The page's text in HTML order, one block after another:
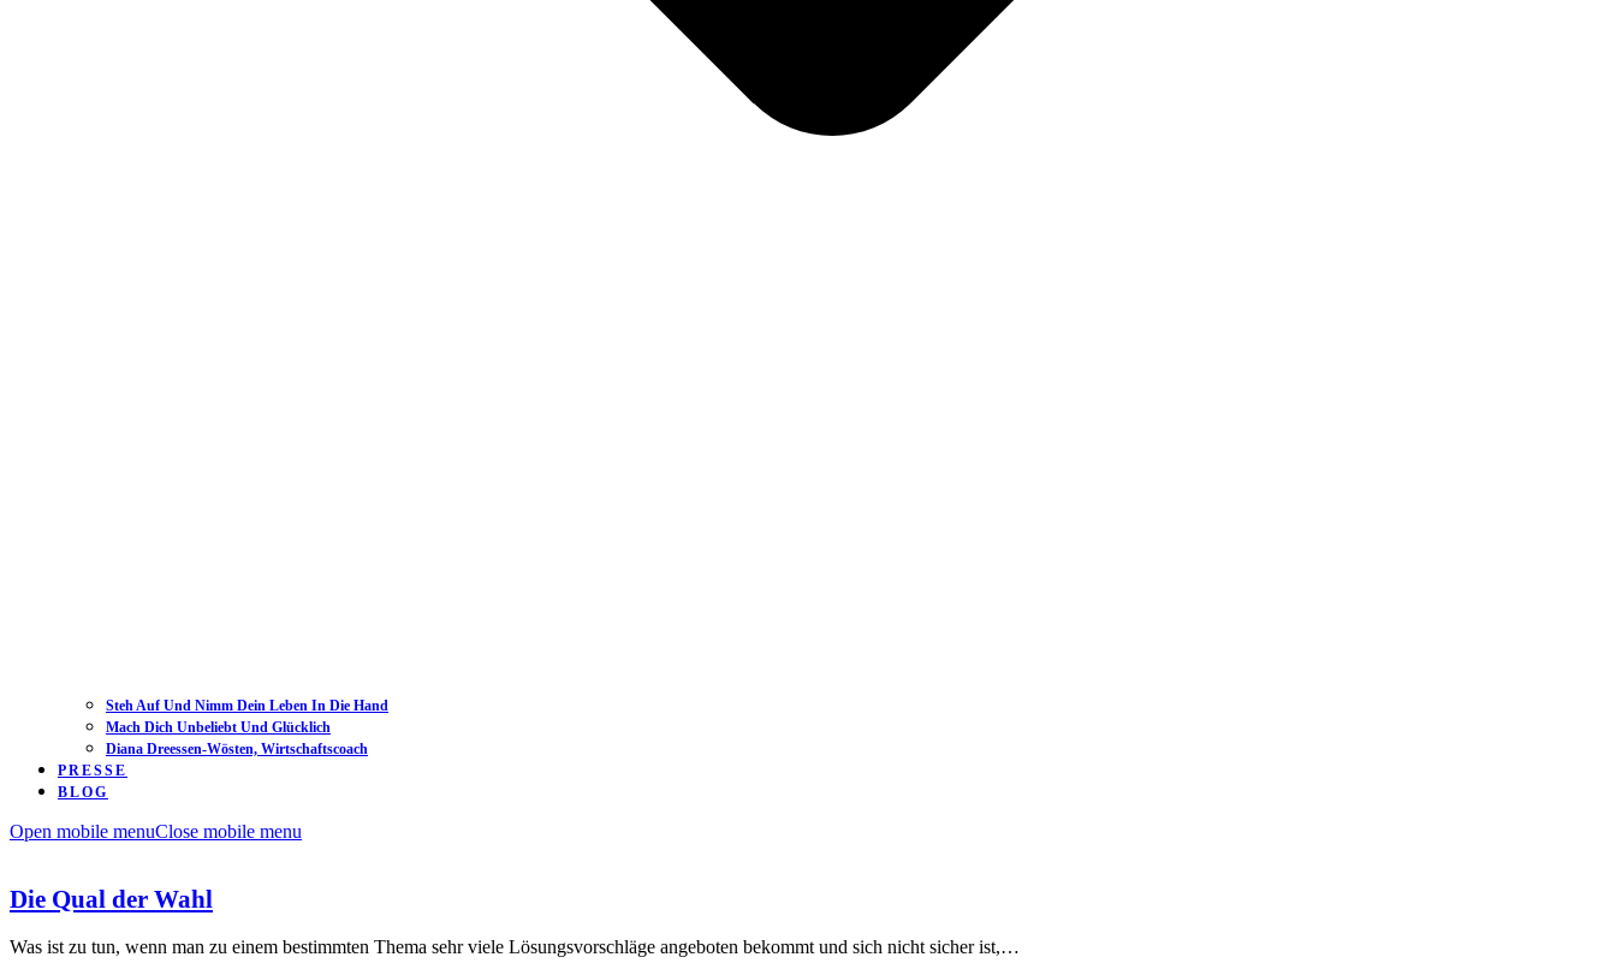
Steh Auf Und Nimm Dein Leben In Die Hand
Mach Dich Unbeliebt Und Glücklich
Diana Dreessen-Wösten, Wirtschaftscoach
PRESSE
BLOG
Open mobile menuClose mobile menu
Die Qual der Wahl
Was ist zu tun, wenn man zu einem bestimmten Thema sehr viele Lösungsvorschläge angeboten bekommt und sich nicht sicher ist,…